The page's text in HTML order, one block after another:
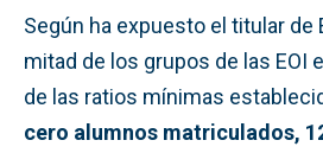
Según ha expuesto el titular de
mitad de los grupos de las EOI
de las ratios mínimas
cero alumnos matriculados,